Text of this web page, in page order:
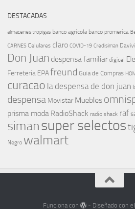
DESTACADAS
almacenes tropigas banco agricola banco promerica
CARNES Celulares claro COVID-19 Credisiman
Don Juan despensa familiar digicel
Ferreteria EPAfreund Guia de Compras
curacao la despensa de don juan
despensa Movistar Muebles
prisma moda RadioShack radio shack raf
simansuper selectos
Negro walmart
Funciona con - Diseñado con